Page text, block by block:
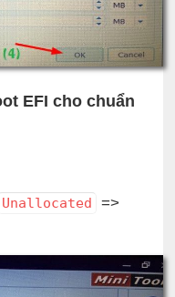
EFI cho chuẩn
Unallocated
=>